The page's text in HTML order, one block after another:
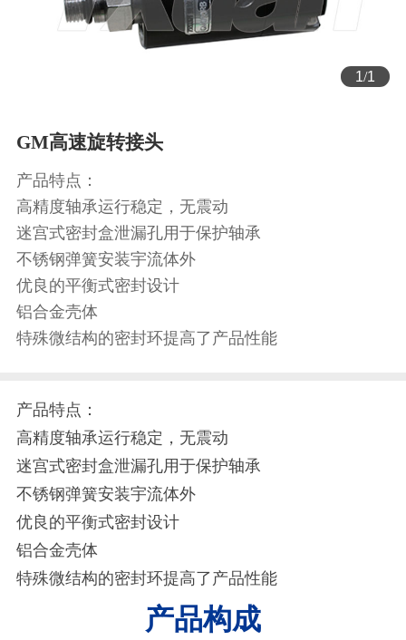
1/1
GM高速旋转接头
产品特点：
高精度轴承运行稳定，无震动
迷宫式密封盒泄漏孔用于保护轴承
不锈钢弹簧安装宇流体外
优良的平衡式密封设计
铝合金壳体
特殊微结构的密封环提高了产品性能
产品特点：
高精度轴承运行稳定，无震动
迷宫式密封盒泄漏孔用于保护轴承
不锈钢弹簧安装宇流体外
优良的平衡式密封设计
铝合金壳体
特殊微结构的密封环提高了产品性能
产品构成